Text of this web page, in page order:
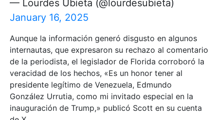
— Lourdes Ubieta (@lourdesubieta)
January 16, 2025
Aunque la información generó disgusto en algunos
internautas, que expresaron su rechazo al comentario
de la periodista, el legislador de Florida corroboró la
veracidad de los hechos, «Es un honor tener al
presidente legítimo de Venezuela, Edmundo
González Urrutia, como mi invitado especial en la
inauguración de Trump,» publicó Scott en su cuenta